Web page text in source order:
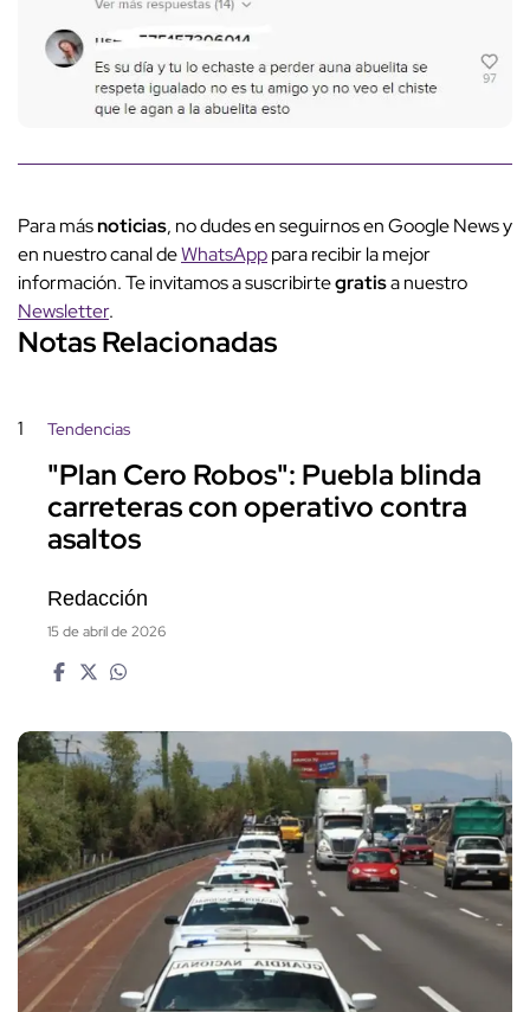
Para másnoticias, no dudes en seguirnos en Google News y
en nuestro canal deWhatsApppara recibir la mejor
información. Te invitamos a suscribirtegratisa nuestro
Newsletter.
Notas Relacionadas
1 Tendencias
"Plan Cero Robos": Puebla blinda
carreteras con operativo contra
asaltos
Redacción
15 de abril de 2026